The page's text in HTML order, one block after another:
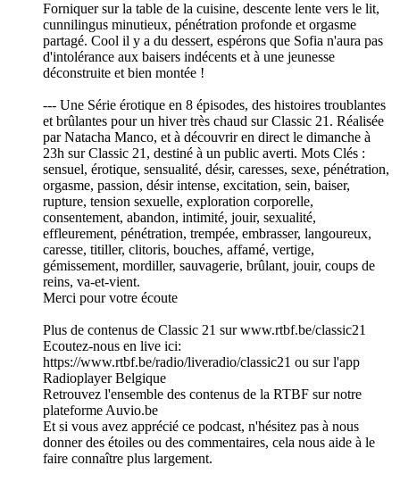
Forniquer sur la table de la cuisine, descente lente vers le lit,
cunnilingus minutieux, pénétration profonde et orgasme
partagé. Cool il y a du dessert, espérons que Sofia n'aura pas
d'intolérance aux baisers indécents et à une jeunesse
déconstruite et bien montée !
--- Une Série érotique en 8 épisodes, des histoires troublantes
et brûlantes pour un hiver très chaud sur Classic 21. Réalisée
par Natacha Manco, et à découvrir en direct le dimanche à
23h sur Classic 21, destiné à un public averti. Mots Clés :
sensuel, érotique, sensualité, désir, caresses, sexe, pénétration,
orgasme, passion, désir intense, excitation, sein, baiser,
rupture, tension sexuelle, exploration corporelle,
consentement, abandon, intimité, jouir, sexualité,
effleurement, pénétration, trempée, embrasser, langoureux,
caresse, titiller, clitoris, bouches, affamé, vertige,
gémissement, mordiller, sauvagerie, brûlant, jouir, coups de
reins, va-et-vient.
Merci pour votre écoute
Plus de contenus de Classic 21 sur www.rtbf.be/classic21
Ecoutez-nous en live ici:
https://www.rtbf.be/radio/liveradio/classic21 ou sur l'app
Radioplayer Belgique
Retrouvez l'ensemble des contenus de la RTBF sur notre
plateforme Auvio.be
Et si vous avez apprécié ce podcast, n'hésitez pas à nous
donner des étoiles ou des commentaires, cela nous aide à le
faire connaître plus largement.